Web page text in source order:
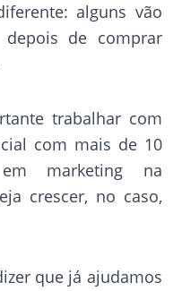
alguns vão
depois de comprar
trabalhar com
com mais de 10
marketing na
crescer, no caso,
que já ajudamos